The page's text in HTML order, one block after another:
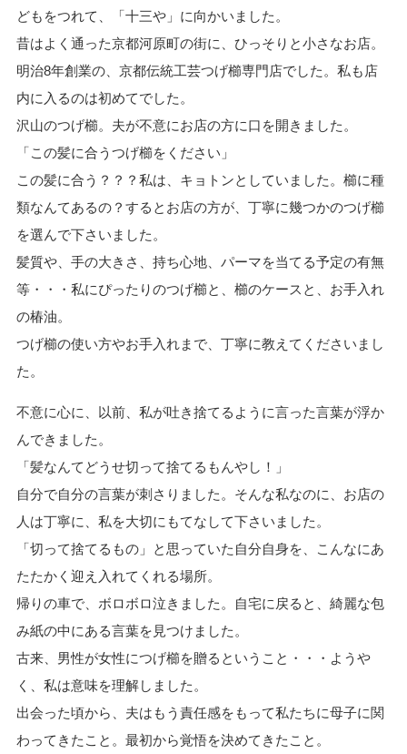
どもをつれて、「十三や」に向かいました。
昔はよく通った京都河原町の街に、ひっそりと小さなお店。
明治8年創業の、京都伝統工芸つげ櫛専門店でした。私も店
内に入るのは初めてでした。
沢山のつげ櫛。夫が不意にお店の方に口を開きました。
「この髪に合うつげ櫛をください」
この髪に合う？？？私は、キョトンとしていました。櫛に種
類なんてあるの？するとお店の方が、丁寧に幾つかのつげ櫛
を選んで下さいました。
髪質や、手の大きさ、持ち心地、パーマを当てる予定の有無
等・・・私にぴったりのつげ櫛と、櫛のケースと、お手入れ
の椿油。
つげ櫛の使い方やお手入れまで、丁寧に教えてくださいまし
た。
不意に心に、以前、私が吐き捨てるように言った言葉が浮か
んできました。
「髪なんてどうせ切って捨てるもんやし！」
自分で自分の言葉が刺さりました。そんな私なのに、お店の
人は丁寧に、私を大切にもてなして下さいました。
「切って捨てるもの」と思っていた自分自身を、こんなにあ
たたかく迎え入れてくれる場所。
帰りの車で、ボロボロ泣きました。自宅に戻ると、綺麗な包
み紙の中にある言葉を見つけました。
古来、男性が女性につげ櫛を贈るということ・・・ようや
く、私は意味を理解しました。
出会った頃から、夫はもう責任感をもって私たちに母子に関
わってきたこと。最初から覚悟を決めてきたこと。